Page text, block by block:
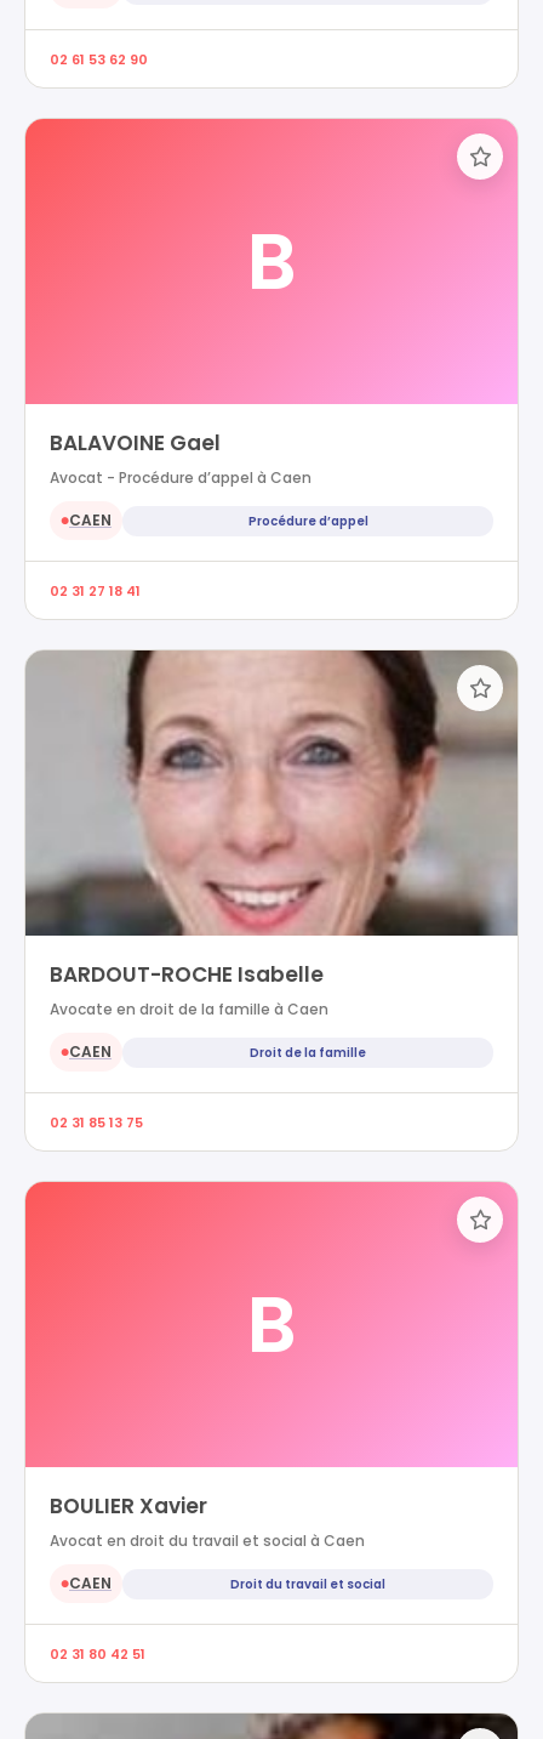
02 61 53 62 90
B
BALAVOINE Gael
Avocat - Procédure d’appel à Caen
●CAEN Procédure d’appel
02 31 27 18 41
BARDOUT-ROCHE Isabelle
Avocate en droit de la famille à Caen
●CAEN Droit de la famille
02 31 85 13 75
B
BOULIER Xavier
Avocat en droit du travail et social à Caen
●CAEN Droit du travail et social
02 31 80 42 51